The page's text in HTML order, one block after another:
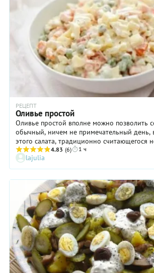
добавляет блюду приятные свежие ноты.
РЕЦЕПТ
Оливье простой
Оливье простой вполне можно позволить
обычный, ничем не примечательный день,
этого салата, традиционно считающегося
редкость просты и внесезонны. Несмотря на
каждого любителя оливье свое
что входит в салат по правилам. Спорят
яростно выступают против репчатого лука
огурцов. Другие — против яблок и
признает ни курицы, ни колбасы в салате
отварное мясо. А кто-то настаивает на
исключительно домашнего майонеза,
магазинный убивает все достоинства
его идею. В общем, главная прелесть
заключается в том, что едва ли не у
правильный и самый вкусный. Потому-то
практически всем! А мы предлагаем вам
рецепт салата оливье.
4.83 (6) 1 ч
lajulia